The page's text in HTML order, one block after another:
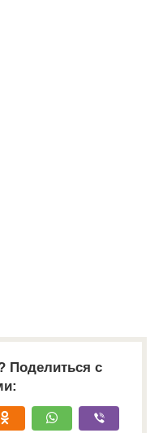
Поделиться с